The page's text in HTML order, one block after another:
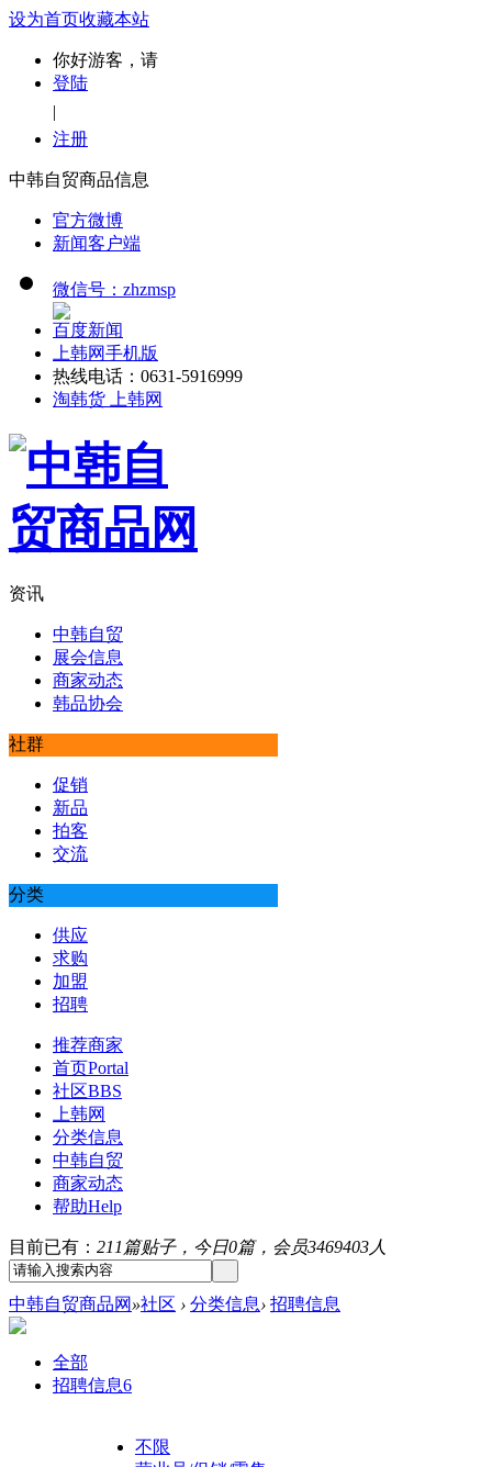
设为首页收藏本站
你好游客，请
登陆
|
注册
中韩自贸商品信息
官方微博
新闻客户端
微信号：zhzmsp
百度新闻
上韩网手机版
热线电话：0631-5916999
淘韩货 上韩网
资讯
中韩自贸
展会信息
商家动态
韩品协会
社群
促销
新品
拍客
交流
分类
供应
求购
加盟
招聘
推荐商家
首页Portal
社区BBS
上韩网
分类信息
中韩自贸
商家动态
帮助Help
目前已有： 211篇贴子，今日0篇，会员3469403人
中韩自贸商品网 »社区 › 分类信息› 招聘信息
全部
招聘信息6
不限